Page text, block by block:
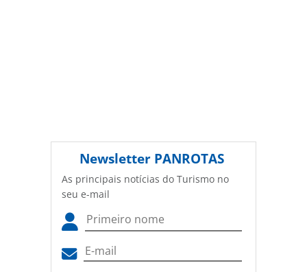
Newsletter PANROTAS
As principais notícias do Turismo no
seu e-mail